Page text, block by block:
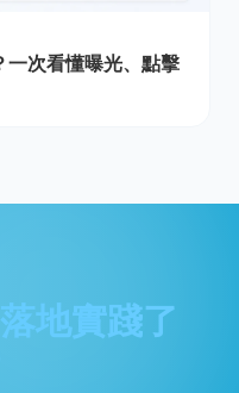
次看懂曝光、點擊
地實踐了